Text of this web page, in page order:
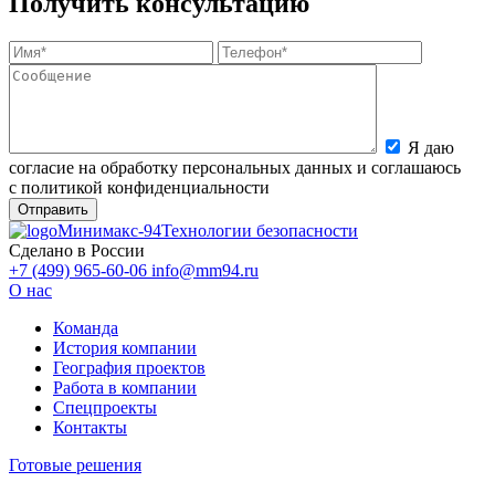
Я даю
согласие на обработку персональных данных и соглашаюсь
с политикой конфиденциальности
Минимакс-94Технологии безопасности
Сделано в России
+7 (499) 965-60-06 info@mm94.ru
О нас
Команда
История компании
География проектов
Работа в компании
Спецпроекты
Контакты
Готовые решения